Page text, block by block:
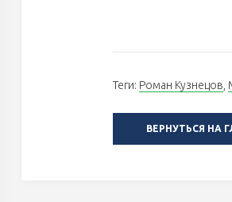
Теги: Роман Кузнецов,
ВЕРНУТЬСЯ НА